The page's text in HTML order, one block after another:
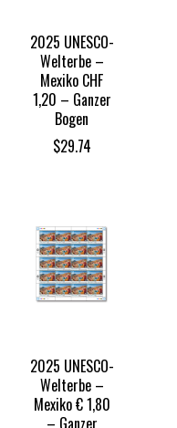
2025 UNESCO-
Welterbe –
Mexiko CHF
1,20 – Ganzer
Bogen
$29.74
2025 UNESCO-
Welterbe –
Mexiko € 1,80
– Ganzer